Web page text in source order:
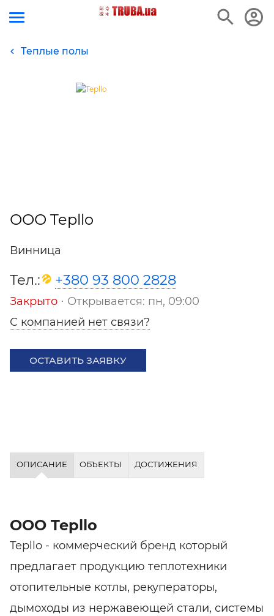
Теплые полы
ООО Tepllo
Винница
Тел.: +380 93 800 2828
Закрыто ⋅ Открывается: пн, 09:00
С компанией нет связи?
ОСТАВИТЬ ЗАЯВКУ
ОПИСАНИЕ ОБЪЕКТЫ ДОСТИЖЕНИЯ
ООО Tepllo
Tepllo - коммерческий бренд который
предлагает продукцию теплотехники
отопительные котлы, рекуператоры,
дымоходы из нержавеющей стали, системы